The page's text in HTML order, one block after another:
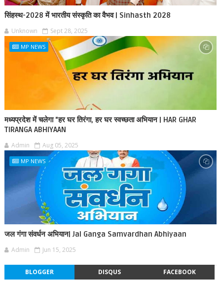
सिंहस्थ-2028 में भारतीय संस्कृति का वैभव | Sinhasth 2028
Unknown Sept 28, 2025
MP NEWS
मध्यप्रदेश में चलेगा "हर घर तिरंगा, हर घर स्वच्छता अभियान | HAR GHAR
TIRANGA ABHIYAAN
Admin Aug 05, 2025
MP NEWS
जल गंगा संवर्धन अभियान| Jal Ganga Samvardhan Abhiyaan
Admin Jun 15, 2025
BLOGGER DISQUS FACEBOOK